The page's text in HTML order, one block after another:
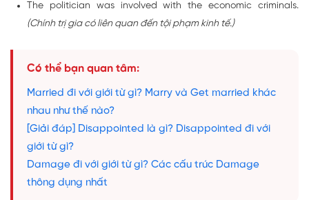
The politician was involved with the economic criminals.
(Chính trị gia có liên quan đến tội phạm kinh tế.)
Có thể bạn quan tâm:
Married đi với giới từ gì? Marry và Get married khác
nhau như thế nào?
[Giải đáp] Disappointed là gì? Disappointed đi với
giới từ gì?
Damage đi với giới từ gì? Các cấu trúc Damage
thông dụng nhất